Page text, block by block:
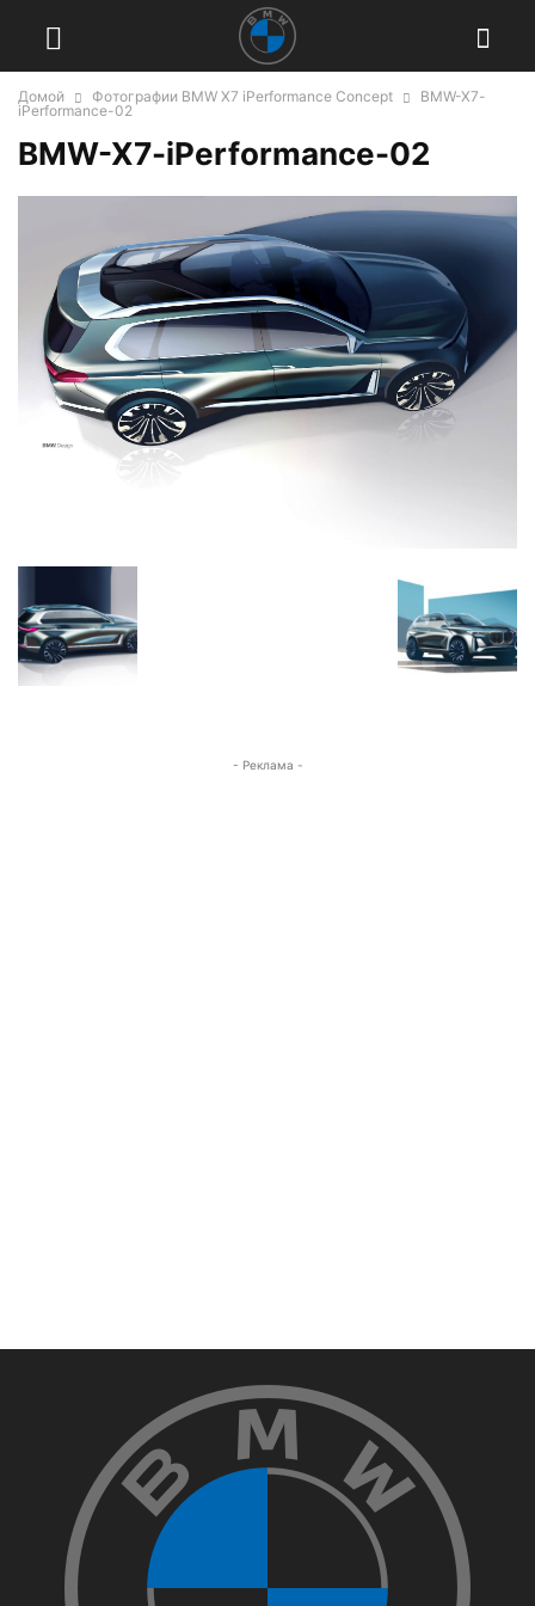
Домой Фотографии BMW X7 iPerformance Concept
BMW-X7-
iPerformance-02
BMW-X7-iPerformance-02
- Реклама -